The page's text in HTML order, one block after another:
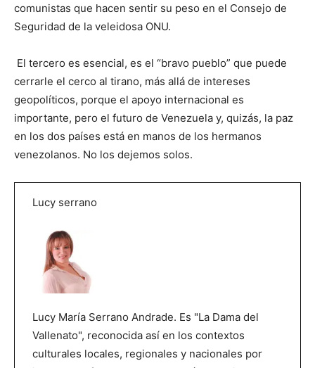
comunistas que hacen sentir su peso en el Consejo de
Seguridad de la veleidosa ONU.
El tercero es esencial, es el “bravo pueblo” que puede
cerrarle el cerco al tirano, más allá de intereses
geopolíticos, porque el apoyo internacional es
importante, pero el futuro de Venezuela y, quizás, la paz
en los dos países está en manos de los hermanos
venezolanos. No los dejemos solos.
Lucy serrano
Lucy María Serrano Andrade. Es "La Dama del
Vallenato", reconocida así en los contextos
culturales locales, regionales y nacionales por